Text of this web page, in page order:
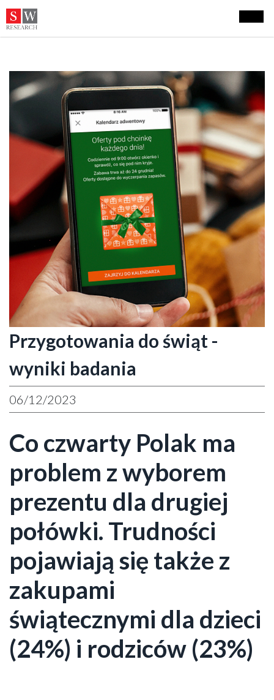
Przygotowania do świąt -
wyniki badania
06/12/2023
Co czwarty Polak ma
problem z wyborem
prezentu dla drugiej
połówki. Trudności
pojawiają się także z
zakupami
świątecznymi dla dzieci
(24%) i rodziców (23%)